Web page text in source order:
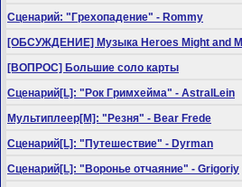
Сценарий: "Грехопадение" - Rommy
[ОБСУЖДЕНИЕ] Музыка Heroes Might and
[ВОПРОС] Большие соло карты
Сценарий[L]: "Рок Гримхейма" - AstralLein
Мультиплеер[M]: "Резня" - Bear Frede
Сценарий[L]: "Путешествие" - Dyrman
Сценарий[L]: "Воронье отчаяние" - Grigoriy